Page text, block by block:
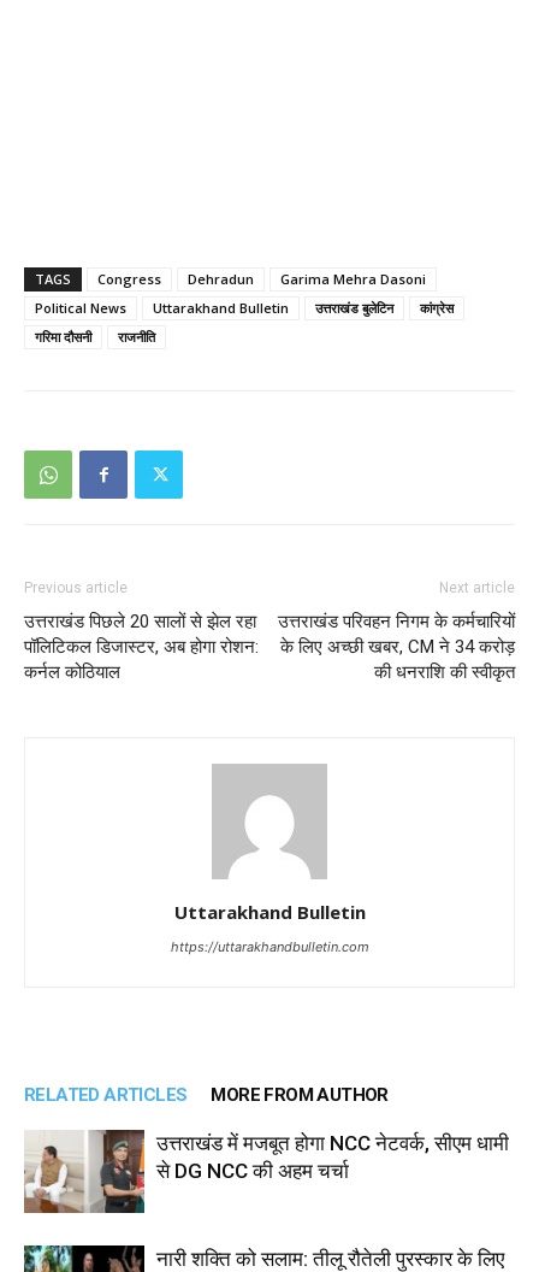
TAGS Congress Dehradun
Garima Mehra Dasoni
Political News
Uttarakhand Bulletin उत्तराखंड बुलेटिन
कांग्रेस
गरिमा दौसनी
राजनीति
Previous article
उत्तराखंड पिछले 20 सालों से झेल रहा
पॉलिटिकल डिजास्टर, अब होगा रोशन:
कर्नल कोठियाल
Next article
उत्तराखंड परिवहन निगम के कर्मचारियों
के लिए अच्छी खबर, CM ने 34 करोड़
की धनराशि की स्वीकृत
Uttarakhand Bulletin
https://uttarakhandbulletin.com
RELATED ARTICLES MORE FROM AUTHOR
उत्तराखंड में मजबूत होगा NCC नेटवर्क, सीएम धामी
से DG NCC की अहम चर्चा
नारी शक्ति को सलाम: तीलू रौतेली पुरस्कार के लिए